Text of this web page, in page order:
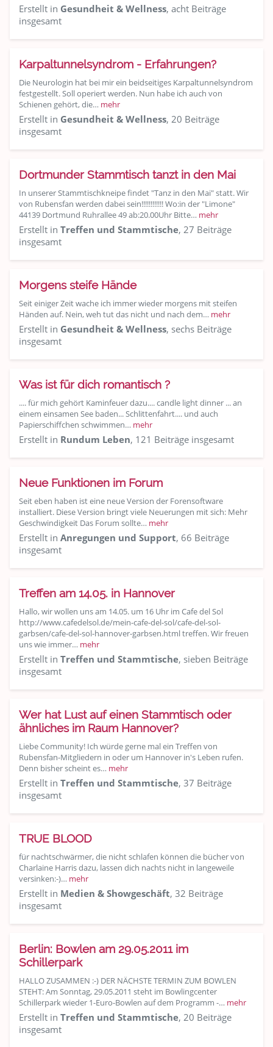
Erstellt in Gesundheit & Wellness, acht Beiträge
insgesamt
Karpaltunnelsyndrom - Erfahrungen?
Die Neurologin hat bei mir ein beidseitiges Karpaltunnelsyndrom
festgestellt. Soll operiert werden. Nun habe ich auch von
Schienen gehört, die… mehr
Erstellt in Gesundheit & Wellness, 20 Beiträge
insgesamt
Dortmunder Stammtisch tanzt in den Mai
In unserer Stammtischkneipe findet "Tanz in den Mai" statt. Wir
von Rubensfan werden dabei sein!!!!!!!!!!!! Wo:in der "Limone"
44139 Dortmund Ruhrallee 49 ab:20.00Uhr Bitte… mehr
Erstellt in Treffen und Stammtische, 27 Beiträge
insgesamt
Morgens steife Hände
Seit einiger Zeit wache ich immer wieder morgens mit steifen
Händen auf. Nein, weh tut das nicht und nach dem… mehr
Erstellt in Gesundheit & Wellness, sechs Beiträge
insgesamt
Was ist für dich romantisch ?
.... für mich gehört Kaminfeuer dazu.... candle light dinner ... an
einem einsamen See baden... Schlittenfahrt.... und auch
Papierschiffchen schwimmen… mehr
Erstellt in Rundum Leben, 121 Beiträge insgesamt
Neue Funktionen im Forum
Seit eben haben ist eine neue Version der Forensoftware
installiert. Diese Version bringt viele Neuerungen mit sich: Mehr
Geschwindigkeit Das Forum sollte… mehr
Erstellt in Anregungen und Support, 66 Beiträge
insgesamt
Treffen am 14.05. in Hannover
Hallo, wir wollen uns am 14.05. um 16 Uhr im Cafe del Sol
http://www.cafedelsol.de/mein-cafe-del-sol/cafe-del-sol-
garbsen/cafe-del-sol-hannover-garbsen.html treffen. Wir freuen
uns wie immer… mehr
Erstellt in Treffen und Stammtische, sieben Beiträge
insgesamt
Wer hat Lust auf einen Stammtisch oder
ähnliches im Raum Hannover?
Liebe Community! Ich würde gerne mal ein Treffen von
Rubensfan-Mitgliedern in oder um Hannover in's Leben rufen.
Denn bisher scheint es… mehr
Erstellt in Treffen und Stammtische, 37 Beiträge
insgesamt
TRUE BLOOD
für nachtschwärmer, die nicht schlafen können die bücher von
Charlaine Harris dazu, lassen dich nachts nicht in langeweile
versinken:-)… mehr
Erstellt in Medien & Showgeschäft, 32 Beiträge
insgesamt
Berlin: Bowlen am 29.05.2011 im
Schillerpark
HALLO ZUSAMMEN :-) DER NÄCHSTE TERMIN ZUM BOWLEN
STEHT: Am Sonntag, 29.05.2011 steht im Bowlingcenter
Schillerpark wieder 1-Euro-Bowlen auf dem Programm -… mehr
Erstellt in Treffen und Stammtische, 20 Beiträge
insgesamt